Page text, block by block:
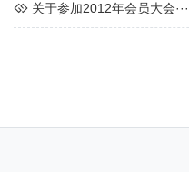
关于参加2012年会员大会···